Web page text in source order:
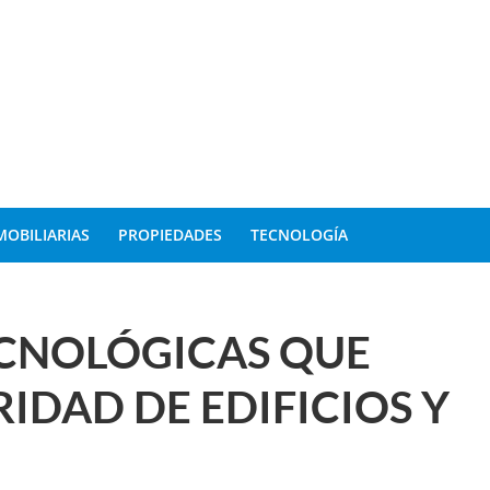
PROPIEDADES TECNOLOGÍA
QUE
DE EDIFICIOS Y